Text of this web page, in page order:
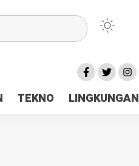
TEKNO LINGKUNGAN
Tanah Papua
Miliar Disorot